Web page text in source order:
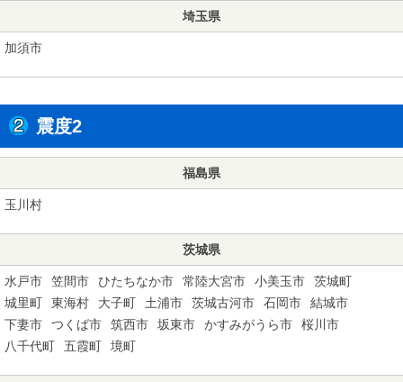
埼玉県
加須市
震度2
福島県
玉川村
茨城県
水戸市 笠間市 ひたちなか市 常陸大宮市 小美玉市
茨城町
城里町
東海村 大子町 土浦市 茨城古河市 石岡市
結城市
下妻市
つくば市 筑西市 坂東市 かすみがうら市
桜川市
八千代町
五霞町 境町